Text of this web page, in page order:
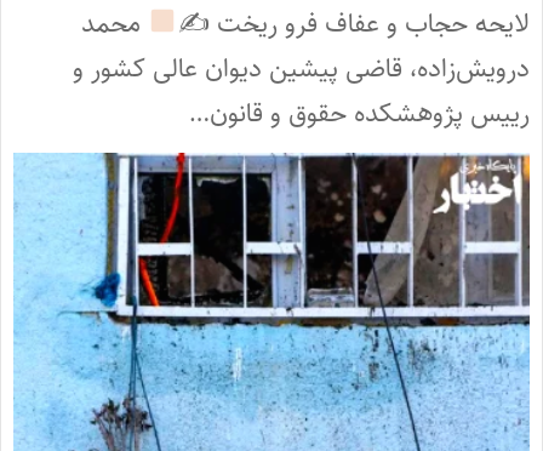
لایحه حجاب و عفاف فرو ریخت ✍
محمد
درویش‌زاده، قاضی پیشین دیوان عالی کشور و
رییس پژوهشکده حقوق و قانون…